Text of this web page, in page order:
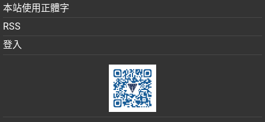
本站使用正體字
RSS
登入